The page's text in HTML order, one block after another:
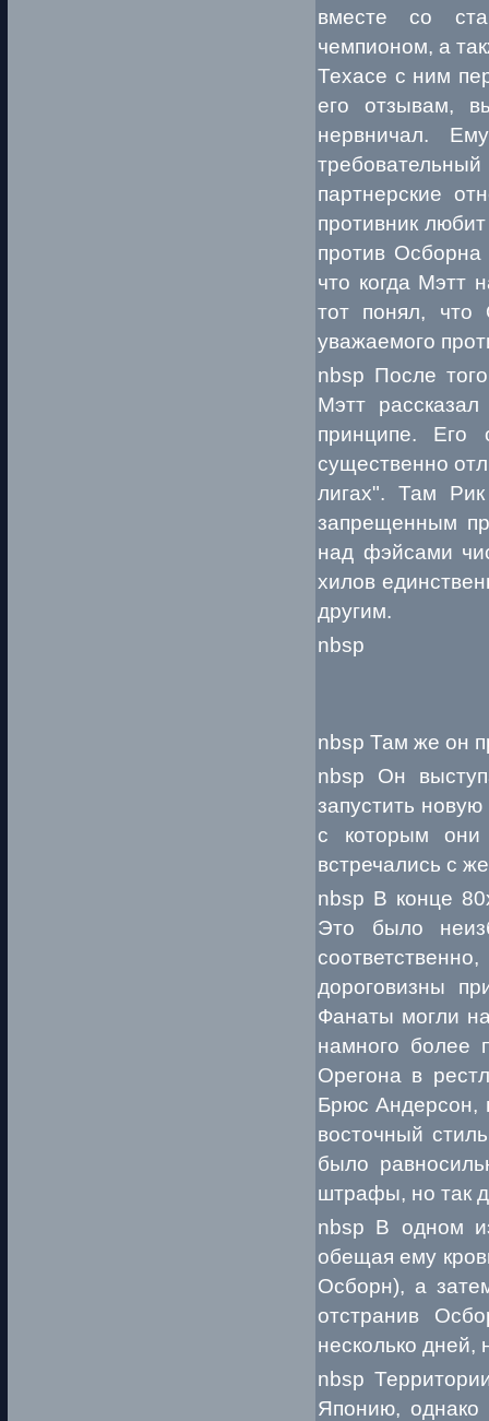
вместе со
чемпионом, а
Техасе с ним
его отзывам,
нервничал.
партнерские
противник
против
что когда Мэтт
тот понял,
уважаемого
nbsp После
Мэтт
принципе. Его
существенно
лигах". Там
запрещенным
над фэйсами
хилов
другим.
nbsp
nbsp Там же он
nbsp Он
запустить
с которым
встречались с
nbsp В конце
Это было
дороговизны
Фанаты могли
намного более
Орегона в
Брюс Андерсон,
восточный
было
штрафы, но так
nbsp В одном
обещая ему
Осборн), а
отстранив
несколько дней,
nbsp
Японию, однако